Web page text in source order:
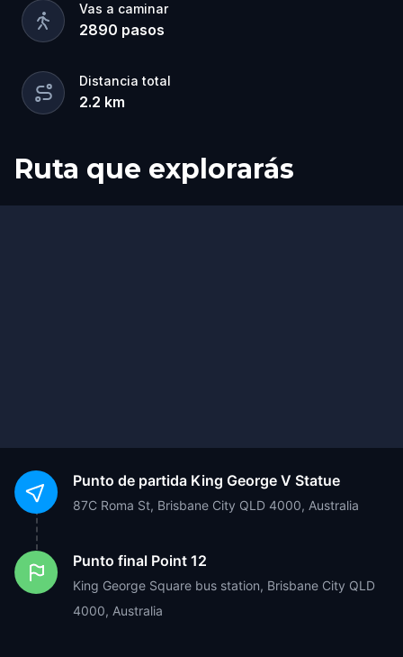
Vas a caminar
2890 pasos
Distancia total
2.2 km
Ruta que explorarás
Inicio
Final
Punto de partida King George V Statue
87C Roma St, Brisbane City QLD 4000, Australia
Punto final Point 12
King George Square bus station, Brisbane City QLD
4000, Australia